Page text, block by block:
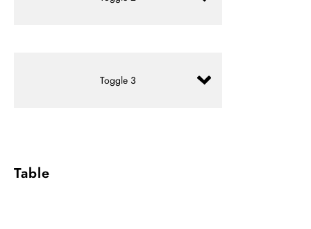
Toggle 3
Table